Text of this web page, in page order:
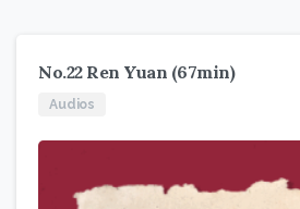
No.22 Ren Yuan (67min)
Audios